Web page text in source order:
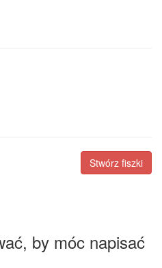
Stwórz fiszki
by móc napisać